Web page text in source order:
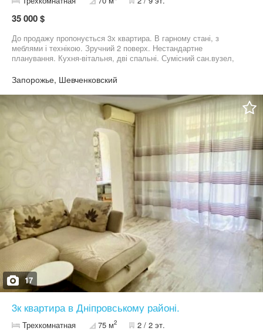
35 000 $
До продажу пропонується 3х квартира. В гарному стані, з
меблями і технікою. Зручний 2 поверх. Нестандартне
планування. Кухня-вітальня, дві спальні. Сумісний сан.вузел,
громадського транспорту (Золота Осінь), супермаркети, парк,
садочок і школа.
Запорожье, Шевченковский
17
3к квартира в Дніпровському районі.
Трехкомнатная 75 м2 2 / 2 эт.